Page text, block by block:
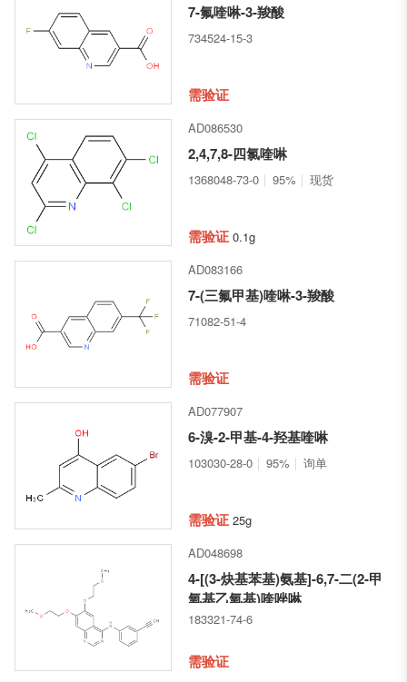
7-氟喹啉-3-羧酸
734524-15-3
需验证
AD086530
2,4,7,8-四氯喹啉
1368048-73-0 95% 现货
需验证 0.1g
AD083166
7-(三氟甲基)喹啉-3-羧酸
71082-51-4
需验证
AD077907
6-溴-2-甲基-4-羟基喹啉
103030-28-0 95% 询单
需验证 25g
AD048698
4-[(3-炔基苯基)氨基]-6,7-二(2-甲
氧基乙氧基)喹唑啉
183321-74-6
需验证